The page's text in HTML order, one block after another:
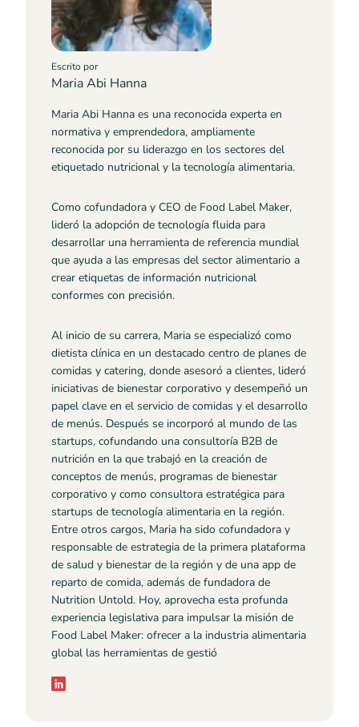
Escrito por
Maria Abi Hanna
Maria Abi Hanna es una reconocida experta en
normativa y emprendedora, ampliamente
reconocida por su liderazgo en los sectores del
etiquetado nutricional y la tecnología alimentaria.
Como cofundadora y CEO de Food Label Maker,
lideró la adopción de tecnología fluida para
desarrollar una herramienta de referencia mundial
que ayuda a las empresas del sector alimentario a
crear etiquetas de información nutricional
conformes con precisión.
Al inicio de su carrera, Maria se especializó como
dietista clínica en un destacado centro de planes de
comidas y catering, donde asesoró a clientes, lideró
iniciativas de bienestar corporativo y desempeñó un
papel clave en el servicio de comidas y el desarrollo
de menús. Después se incorporó al mundo de las
startups, cofundando una consultoría B2B de
nutrición en la que trabajó en la creación de
conceptos de menús, programas de bienestar
corporativo y como consultora estratégica para
startups de tecnología alimentaria en la región.
Entre otros cargos, Maria ha sido cofundadora y
responsable de estrategia de la primera plataforma
de salud y bienestar de la región y de una app de
reparto de comida, además de fundadora de
Nutrition Untold. Hoy, aprovecha esta profunda
experiencia legislativa para impulsar la misión de
Food Label Maker: ofrecer a la industria alimentaria
global las herramientas de gestió